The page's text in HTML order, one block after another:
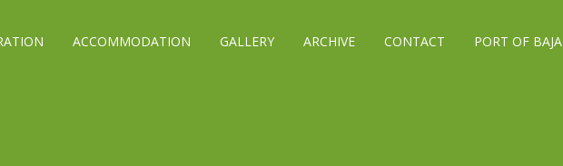
ACCOMMODATION GALLERY ARCHIVE CONTACT PORT OF BAJA